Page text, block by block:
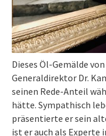
Dieses Öl-Gemälde
Generaldirektor Dr.
seinen Rede-Anteil
hätte. Sympathisch
präsentierte er sein
ist er auch als Experte